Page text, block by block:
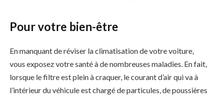
Pour votre bien-être
En manquant de réviser la climatisation de votre voiture,
vous exposez votre santé à de nombreuses maladies. En fait,
lorsque le filtre est plein à craquer, le courant d’air qui va à
l’intérieur du véhicule est chargé de particules, de poussières